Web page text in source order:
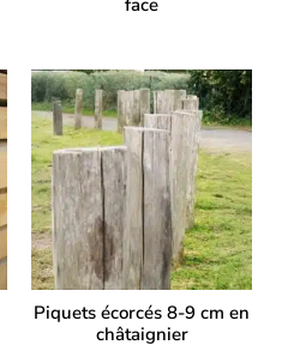
face
Piquets écorcés 8-9 cm en
châtaignier